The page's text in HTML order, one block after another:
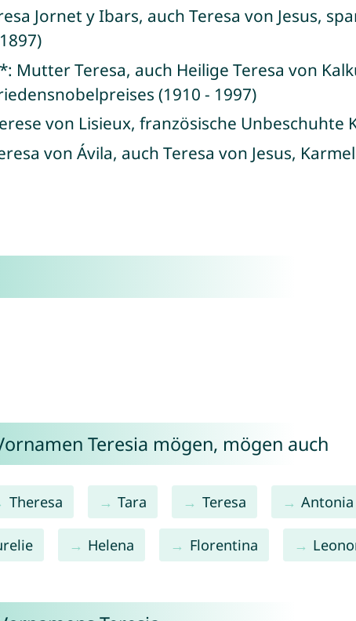
Jornet y Ibars, auch Teresa von Jesus,
Mutter Teresa, auch Heilige Teresa von
(1910 - 1997)
von Lisieux, französische Unbeschuhte
von Ávila, auch Teresa von Jesus,
Teresia mögen, mögen auch
Theresa Tara Teresa Antonia
Helena Florentina